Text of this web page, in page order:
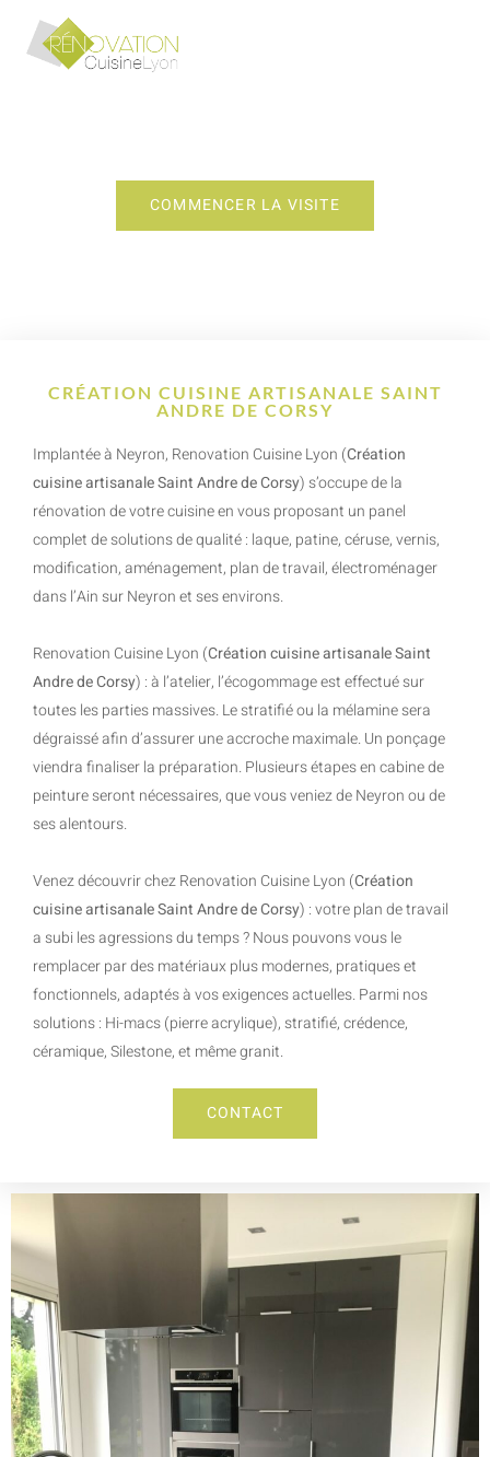
COMMENCER LA VISITE
CRÉATION CUISINE ARTISANALE SAINT
ANDRE DE CORSY
Implantée à Neyron, Renovation Cuisine Lyon (Création
cuisine artisanale Saint Andre de Corsy) s’occupe de la
rénovation de votre cuisine en vous proposant un panel
complet de solutions de qualité : laque, patine, céruse, vernis,
modification, aménagement, plan de travail, électroménager
dans l’Ain sur Neyron et ses environs.
Renovation Cuisine Lyon (Création cuisine artisanale Saint
Andre de Corsy) : à l’atelier, l’écogommage est effectué sur
toutes les parties massives. Le stratifié ou la mélamine sera
dégraissé afin d’assurer une accroche maximale. Un ponçage
viendra finaliser la préparation. Plusieurs étapes en cabine de
peinture seront nécessaires, que vous veniez de Neyron ou de
ses alentours.
Venez découvrir chez Renovation Cuisine Lyon (Création
cuisine artisanale Saint Andre de Corsy) : votre plan de travail
a subi les agressions du temps ? Nous pouvons vous le
remplacer par des matériaux plus modernes, pratiques et
fonctionnels, adaptés à vos exigences actuelles. Parmi nos
solutions : Hi-macs (pierre acrylique), stratifié, crédence,
céramique, Silestone, et même granit.
CONTACT